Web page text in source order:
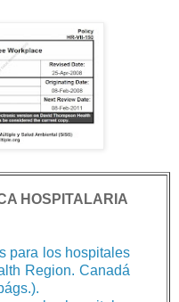
HOSPITALARIA
para los hospitales
Region. Canadá